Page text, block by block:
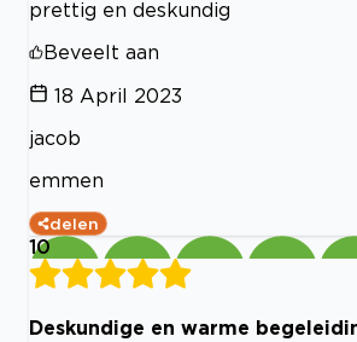
prettig en deskundig
Beveelt aan
18 April 2023
jacob
emmen
delen
10
Deskundige en warme